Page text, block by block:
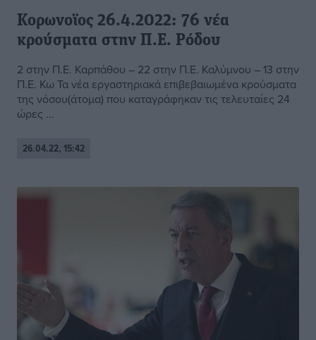
Kορωνοϊος 26.4.2022: 76 νέα
κρούσματα στην Π.Ε. Ρόδου
2 στην Π.Ε. Καρπάθου – 22 στην Π.Ε. Καλύμνου – 13 στην
Π.Ε. Κω Τα νέα εργαστηριακά επιβεβαιωμένα κρούσματα
της νόσου(άτομα) που καταγράφηκαν τις τελευταίες 24
ώρες ...
26.04.22, 15:42